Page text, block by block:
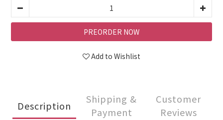
PREORDER NOW
Add to Wishlist
Description
Shipping &
Payment
Customer
Reviews